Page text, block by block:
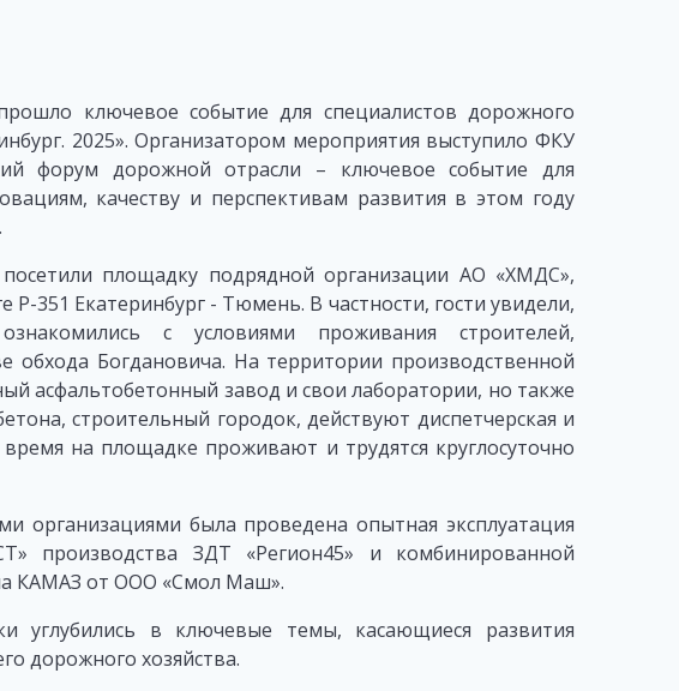
ключевое событие для специалистов дорожного
2025». Организатором мероприятия выступило ФКУ
форум дорожной отрасли – ключевое событие для
качеству и перспективам развития в этом году
площадку подрядной организации АО «ХМДС»,
351 Екатеринбург - Тюмень. В частности, гости увидели,
с условиями проживания строителей,
обхода Богдановича. На территории производственной
асфальтобетонный завод и свои лаборатории, но также
строительный городок, действуют диспетчерская и
на площадке проживают и трудятся круглосуточно
организациями была проведена опытная эксплуатация
производства ЗДТ «Регион45» и комбинированной
КАМАЗ от ООО «Смол Маш».
углубились в ключевые темы, касающиеся развития
дорожного хозяйства.